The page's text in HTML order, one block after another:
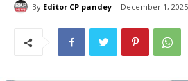
By Editor CP pandey December 1, 2025